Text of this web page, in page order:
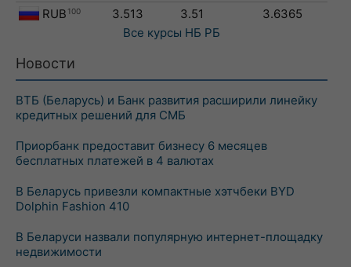
RUB 100 3.513 3.51
3.6365
Все курсы НБ РБ
Новости
ВТБ (Беларусь) и Банк развития расширили линейку
кредитных решений для СМБ
Приорбанк предоставит бизнесу 6 месяцев
бесплатных платежей в 4 валютах
В Беларусь привезли компактные хэтчбеки BYD
Dolphin Fashion 410
В Беларуси назвали популярную интернет-площадку
недвижимости